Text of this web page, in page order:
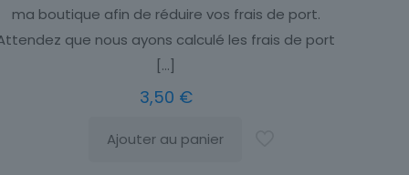
ma boutique afin de réduire vos frais de port.
que nous ayons calculé les frais de port
[…]
3,50 €
Ajouter au panier